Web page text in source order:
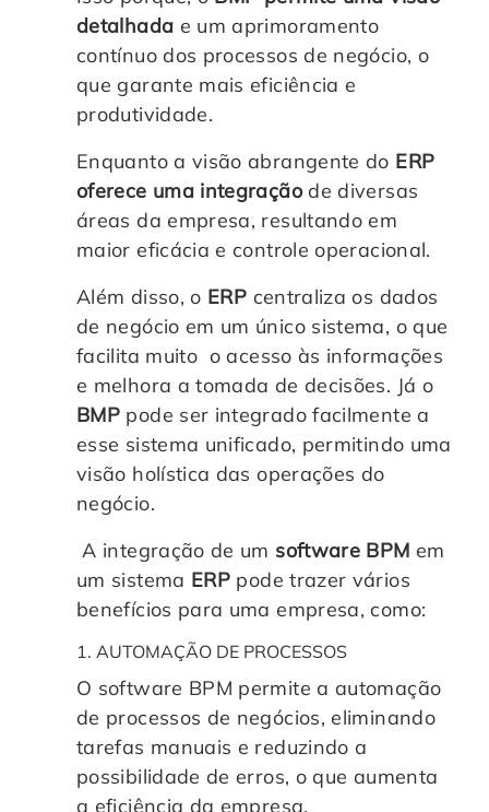
detalhada e um aprimoramento
contínuo dos processos de negócio, o
que garante mais eficiência e
produtividade.
Enquanto a visão abrangente do ERP
oferece uma integraçãode diversas
áreas da empresa, resultando em
maior eficácia e controle operacional.
Além disso, o ERP centraliza os dados
de negócio em um único sistema, o que
facilita muito o acesso às informações
e melhora a tomada de decisões. Já o
BMP pode ser integrado facilmente a
esse sistema unificado, permitindo uma
visão holística das operações do
negócio.
A integração de um software BPM em
um sistema ERP pode trazer vários
benefícios para uma empresa, como:
1. AUTOMAÇÃO DE PROCESSOS
O software BPM permite a automação
de processos de negócios, eliminando
tarefas manuais e reduzindo a
possibilidade de erros, o que aumenta
a eficiência da empresa.